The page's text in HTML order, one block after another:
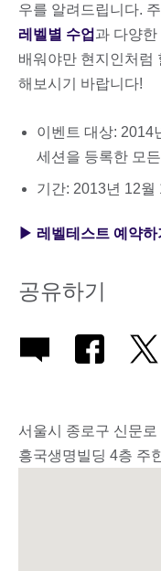
우를 알려드립니다.
레벨별 수업 과 다양
배워야만 현지인처럼
해보시기 바랍니다!
이벤트 대상: 2014
세션을 등록한 모
기간: 2013년 12월
▶ 레벨테스트 예약하
공유하기
서울시 종로구 신문로
흥국생명빌딩 4층 주